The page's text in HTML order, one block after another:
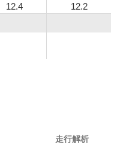
12.4
12.2
走行解析